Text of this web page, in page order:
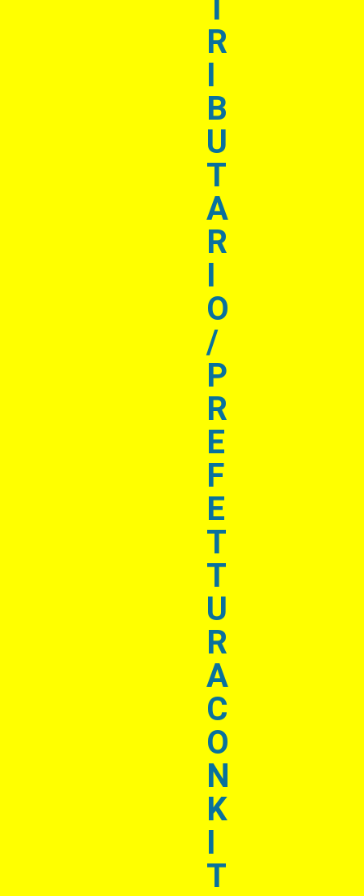
T
R
I
B
U
T
A
R
I
O
/
P
R
E
F
E
T
T
U
R
A
C
O
N
K
I
T